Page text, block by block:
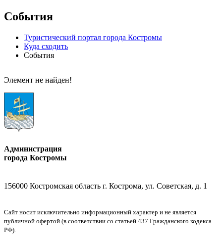
События
Туристический портал города Костромы
Куда сходить
События
Элемент не найден!
Администрация
города Костромы
156000 Костромская область г. Кострома, ул. Советская, д. 1
Сайт носит исключительно информационный характер и не является
публичной офертой (в соответствии со статьей 437 Гражданского кодекса
РФ).